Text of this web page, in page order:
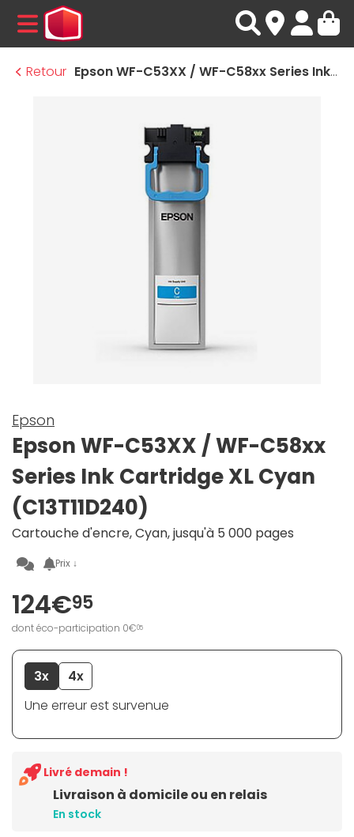
MENU
Retour
Epson WF-C53XX / WF-C58xx Series Ink Cartridge XL Cyan (C13T11D240)
Epson
Epson WF-C53XX / WF-C58xx
Series Ink Cartridge XL Cyan
(C13T11D240)
Cartouche d'encre, Cyan, jusqu'à 5 000 pages
Prix ↓
124€95
dont éco-participation 0€05
3x
4x
Une erreur est survenue
Livraison à domicile ou en relais
En stock
Livré demain !